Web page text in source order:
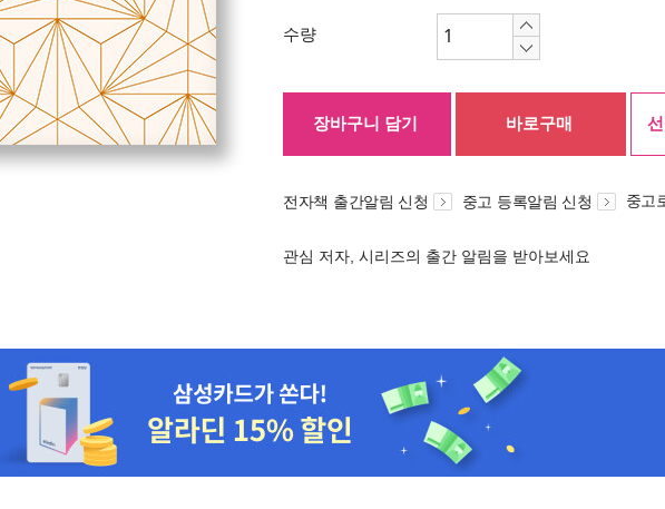
수량
장바구니 담기 바로구매
전자책 출간알림 신청 중고 등록알림 신청 중고
관심 저자, 시리즈의 출간 알림을 받아보세요